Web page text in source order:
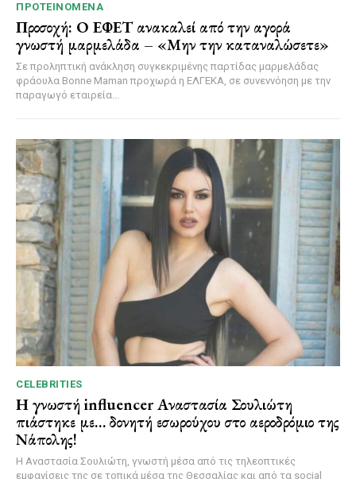
ΠΡΟΤΕΙΝΌΜΕΝΑ
Προσοχή: Ο ΕΦΕΤ ανακαλεί από την αγορά
γνωστή μαρμελάδα – «Μην την καταναλώσετε»
Σε προληπτική ανάκληση συγκεκριμένης παρτίδας μαρμελάδας
φράουλα Bonne Maman προχωρά η ΕΛΓΕΚΑ, σε συνεννόηση με την
παραγωγό εταιρεία...
CELEBRITIES
Η γνωστή influencer Αναστασία Σουλιώτη
πιάστηκε με… δονητή εσωρούχου στο αεροδρόμιο της
Νάπολης!
Η Αναστασία Σουλιώτη, γνωστή μέσα από τις τηλεοπτικές
εμφανίσεις της σε τοπικά μέσα της Θεσσαλίας και από τα social